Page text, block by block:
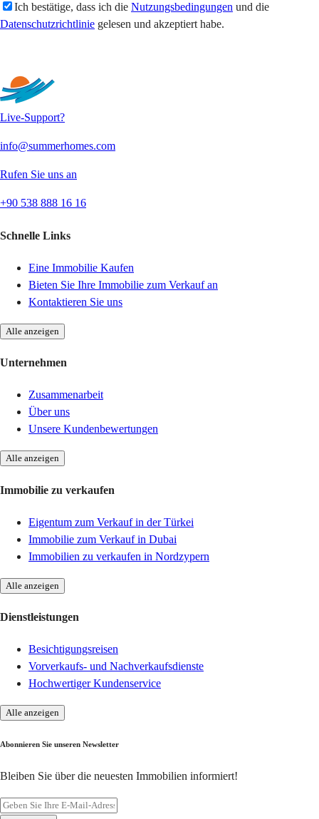
Ich bestätige, dass ich die Nutzungsbedingungen und die
Datenschutzrichtlinie gelesen und akzeptiert habe.
Live-Support?
info@summerhomes.com
Rufen Sie uns an
+90 538 888 16 16
Schnelle Links
Eine Immobilie Kaufen
Bieten Sie Ihre Immobilie zum Verkauf an
Kontaktieren Sie uns
Alle anzeigen
Unternehmen
Zusammenarbeit
Über uns
Unsere Kundenbewertungen
Alle anzeigen
Immobilie zu verkaufen
Eigentum zum Verkauf in der Türkei
Immobilie zum Verkauf in Dubai
Immobilien zu verkaufen in Nordzypern
Alle anzeigen
Dienstleistungen
Besichtigungsreisen
Vorverkaufs- und Nachverkaufsdienste
Hochwertiger Kundenservice
Alle anzeigen
Abonnieren Sie unseren Newsletter
Bleiben Sie über die neuesten Immobilien informiert!